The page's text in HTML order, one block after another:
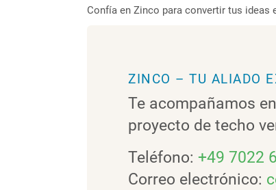
Confía en Zinco para convertir tus
ZINCO – TU ALIADO
Te acompañamos
proyecto de techo
Teléfono: +49 7022
Correo electrónico: